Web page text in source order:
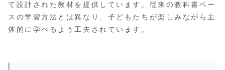
て設計された教材を提供しています。従来の教科書ベー
スの学習方法とは異なり、子どもたちが楽しみながら主
体的に学べるよう工夫されています。